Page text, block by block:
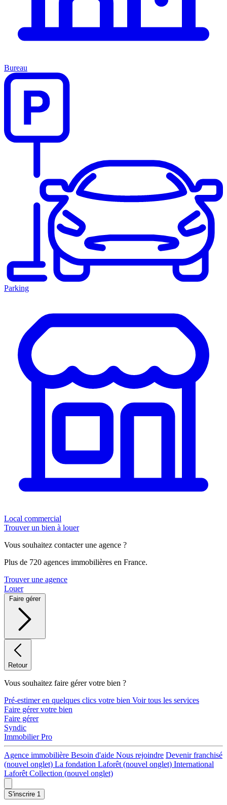
Bureau
Parking
Local commercial
Trouver un bien à louer
Vous souhaitez contacter une agence ?
Plus de 720 agences immobilières en France.
Trouver une agence
Louer
Faire gérer
Retour
Vous souhaitez faire gérer votre bien ?
Pré-estimer en quelques clics votre bien Voir tous les services
Faire gérer votre bien
Faire gérer
Syndic
Immobilier Pro
Agence immobilière Besoin d'aide Nous rejoindre Devenir franchisé
(nouvel onglet) La fondation Laforêt (nouvel onglet) International
Laforêt Collection (nouvel onglet)
S'inscrire 1